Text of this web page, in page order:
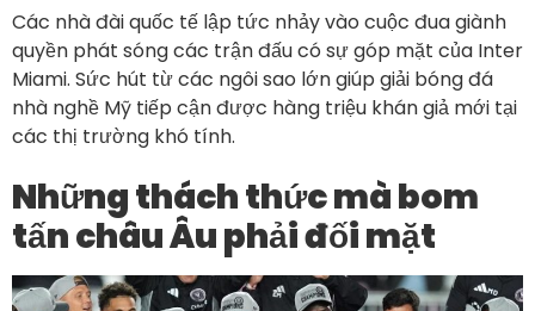
Các nhà đài quốc tế lập tức nhảy vào cuộc đua giành
quyền phát sóng các trận đấu có sự góp mặt của Inter
Miami. Sức hút từ các ngôi sao lớn giúp giải bóng đá
nhà nghề Mỹ tiếp cận được hàng triệu khán giả mới tại
các thị trường khó tính.
Những thách thức mà bom
tấn châu Âu phải đối mặt